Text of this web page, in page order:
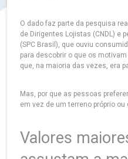
O dado faz parte da pesquisa
de Dirigentes Lojistas (CNDL) e
(SPC Brasil), que ouviu
para descobrir o que os
que, na maioria das vezes, era
Mas, por que as pessoas
em vez de um terreno próprio ou
Valores